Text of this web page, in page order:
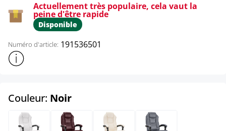
Actuellement très populaire, cela vaut la
peine d'être rapide
Disponible
Numéro d'article: 191536501
Afficher plus d'informations sur le produit
Couleur: Noirselect